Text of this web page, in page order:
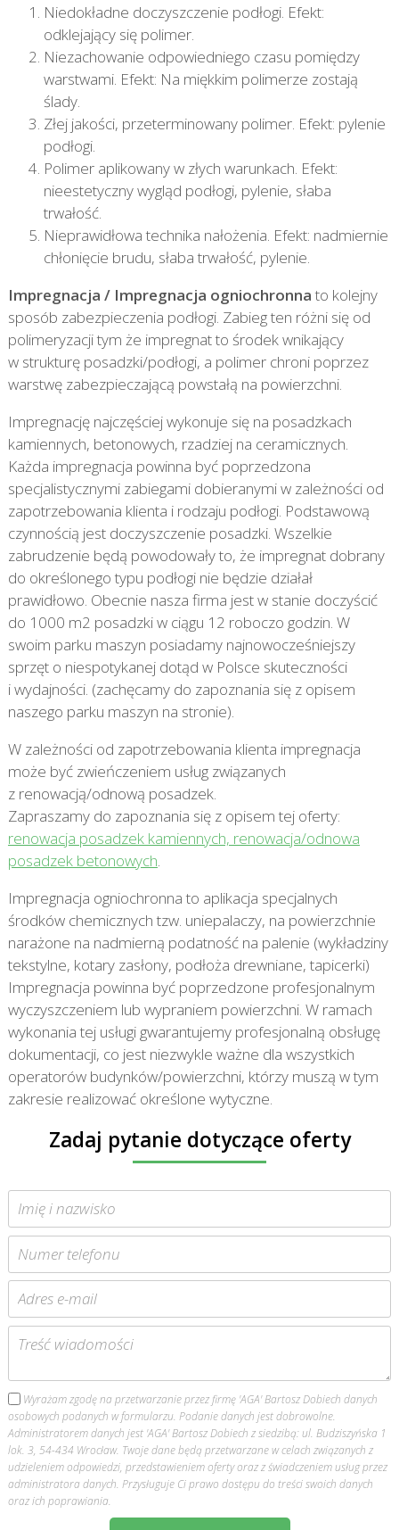
Niedokładne doczyszczenie podłogi. Efekt:
odklejający się polimer.
Niezachowanie odpowiedniego czasu pomiędzy
warstwami. Efekt: Na miękkim polimerze zostają
ślady.
Złej jakości, przeterminowany polimer. Efekt: pylenie
podłogi.
Polimer aplikowany w złych warunkach. Efekt:
nieestetyczny wygląd podłogi, pylenie, słaba
trwałość.
Nieprawidłowa technika nałożenia. Efekt: nadmiernie
chłonięcie brudu, słaba trwałość, pylenie.
Impregnacja / Impregnacja ogniochronnato kolejny
sposób zabezpieczenia podłogi. Zabieg ten różni się od
polimeryzacji tym że impregnat to środek wnikający
w strukturę posadzki/podłogi, a polimer chroni poprzez
warstwę zabezpieczającą powstałą na powierzchni.
Impregnację najczęściej wykonuje się na posadzkach
kamiennych, betonowych, rzadziej na ceramicznych.
Każda impregnacja powinna być poprzedzona
specjalistycznymi zabiegami dobieranymi w zależności od
zapotrzebowania klienta i rodzaju podłogi. Podstawową
czynnością jest doczyszczenie posadzki. Wszelkie
zabrudzenie będą powodowały to, że impregnat dobrany
do określonego typu podłogi nie będzie działał
prawidłowo. Obecnie nasza firma jest w stanie doczyścić
do 1000 m2 posadzki w ciągu 12 roboczo godzin. W
swoim parku maszyn posiadamy najnowocześniejszy
sprzęt o niespotykanej dotąd w Polsce skuteczności
i wydajności. (zachęcamy do zapoznania się z opisem
naszego parku maszyn na stronie).
W zależności od zapotrzebowania klienta impregnacja
może być zwieńczeniem usług związanych
z renowacją/odnową posadzek.
Zapraszamy do zapoznania się z opisem tej oferty:
renowacja posadzek kamiennych, renowacja/odnowa
posadzek betonowych.
Impregnacja ogniochronna to aplikacja specjalnych
środków chemicznych tzw. uniepalaczy, na powierzchnie
narażone na nadmierną podatność na palenie (wykładziny
tekstylne, kotary zasłony, podłoża drewniane, tapicerki)
Impregnacja powinna być poprzedzone profesjonalnym
wyczyszczeniem lub wypraniem powierzchni. W ramach
wykonania tej usługi gwarantujemy profesjonalną obsługę
dokumentacji, co jest niezwykle ważne dla wszystkich
operatorów budynków/powierzchni, którzy muszą w tym
zakresie realizować określone wytyczne.
Zadaj pytanie dotyczące oferty
Wyrażam zgodę na przetwarzanie przez firmę 'AGA' Bartosz Dobiech danych
osobowych podanych w formularzu. Podanie danych jest dobrowolne.
Administratorem danych jest 'AGA' Bartosz Dobiech z siedzibą: ul. Budziszyńska 1
lok. 3, 54-434 Wrocław. Twoje dane będą przetwarzane w celach związanych z
udzieleniem odpowiedzi, przedstawieniem oferty oraz z świadczeniem usług przez
administratora danych. Przysługuje Ci prawo dostępu do treści swoich danych
oraz ich poprawiania.